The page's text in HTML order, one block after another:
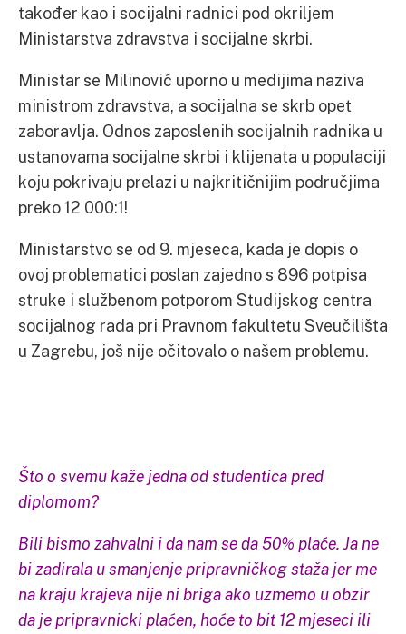
također kao i socijalni radnici pod okriljem
Ministarstva zdravstva i socijalne skrbi.
Ministar se Milinović uporno u medijima naziva
ministrom zdravstva, a socijalna se skrb opet
zaboravlja. Odnos zaposlenih socijalnih radnika u
ustanovama socijalne skrbi i klijenata u populaciji
koju pokrivaju prelazi u najkritičnijim područjima
preko 12 000:1!
Ministarstvo se od 9. mjeseca, kada je dopis o
ovoj problematici poslan zajedno s 896 potpisa
struke i službenom potporom Studijskog centra
socijalnog rada pri Pravnom fakultetu Sveučilišta
u Zagrebu, još nije očitovalo o našem problemu.
Što o svemu kaže jedna od studentica pred
diplomom?
Bili bismo zahvalni i da nam se da 50% plaće. Ja ne
bi zadirala u smanjenje pripravničkog staža jer me
na kraju krajeva nije ni briga ako uzmemo u obzir
da je pripravnicki plaćen, hoće to bit 12 mjeseci ili